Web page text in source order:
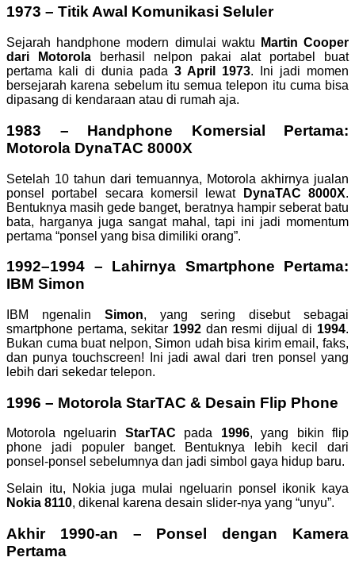
1973 – Titik Awal Komunikasi Seluler
Sejarah handphone modern dimulai waktu
Martin Cooper
dari Motorolaberhasil nelpon pakai alat portabel buat
pertama kali di dunia pada 3 April 1973. Ini jadi momen
bersejarah karena sebelum itu semua telepon itu cuma bisa
dipasang di kendaraan atau di rumah aja.
1983 – Handphone Komersial Pertama:
Motorola DynaTAC 8000X
Setelah 10 tahun dari temuannya, Motorola akhirnya jualan
ponsel portabel secara komersil lewat
DynaTAC 8000X.
Bentuknya masih gede banget, beratnya hampir seberat batu
bata, harganya juga sangat mahal, tapi ini jadi momentum
pertama “ponsel yang bisa dimiliki orang”.
1992–1994 – Lahirnya Smartphone Pertama:
IBM Simon
IBM ngenalin Simon, yang sering disebut sebagai
smartphone pertama, sekitar 1992dan resmi dijual di 1994.
Bukan cuma buat nelpon, Simon udah bisa kirim email, faks,
dan punya touchscreen! Ini jadi awal dari tren ponsel yang
lebih dari sekedar telepon.
1996 – Motorola StarTAC & Desain Flip Phone
Motorola ngeluarin StarTAC pada 1996, yang bikin flip
phone jadi populer banget. Bentuknya lebih kecil dari
ponsel-ponsel sebelumnya dan jadi simbol gaya hidup baru.
Selain itu, Nokia juga mulai ngeluarin ponsel ikonik kaya
Nokia 8110, dikenal karena desain slider-nya yang “unyu”.
Akhir 1990-an – Ponsel dengan Kamera
Pertama